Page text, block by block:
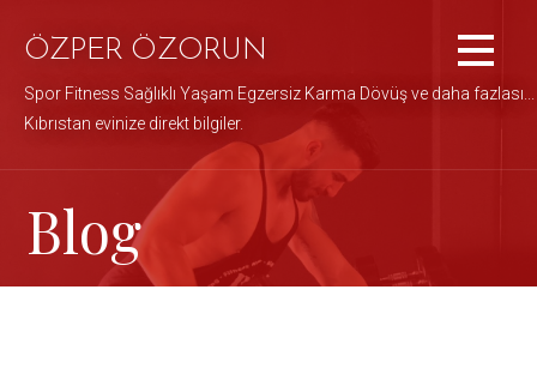
atlaÖZPER ÖZORUN
Spor Fitness Sağlıklı Yaşam Egzersiz Karma Dövüş ve daha fazlası...
Kıbrıstan evinize direkt bilgiler.
Blog